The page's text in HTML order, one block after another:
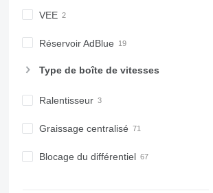
VEE
Réservoir AdBlue
Type de boîte de vitesses
Ralentisseur
Graissage centralisé
Blocage du différentiel